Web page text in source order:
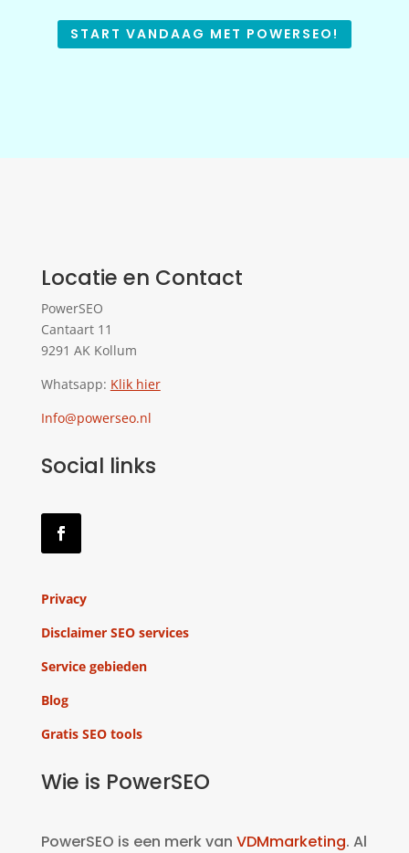
START VANDAAG MET POWERSEO!
Locatie en Contact
PowerSEO
Cantaart 11
9291 AK Kollum
Whatsapp: Klik hier
Info@powerseo.nl
Social links
Privacy
Disclaimer SEO services
Service gebieden
Blog
Gratis SEO tools
Wie is PowerSEO
PowerSEO is een merk van VDMmarketing. Al